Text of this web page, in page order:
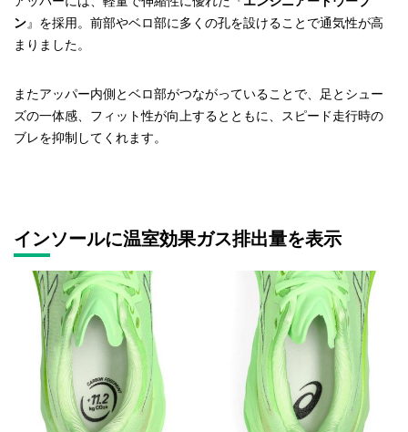
ン』を採用。前部やベロ部に多くの孔を設けることで通気性が高
まりました。
またアッパー内側とベロ部がつながっていることで、足とシュー
ズの一体感、フィット性が向上するとともに、スピード走行時の
ブレを抑制してくれます。
インソールに温室効果ガス排出量を表示